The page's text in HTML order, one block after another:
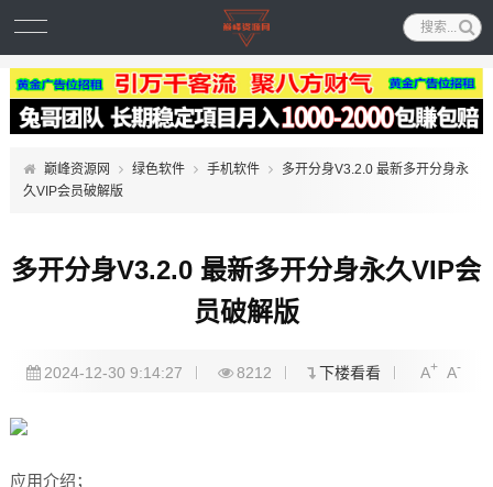
巅峰资源网 绿色软件 手机软件
多开分身V3.2.0 最新多开分身永
久VIP会员破解版
多开分身V3.2.0 最新多开分身永久VIP会
员破解版
2024-12-30 9:14:27 8212 下楼看看 A+ A-
应用介绍；